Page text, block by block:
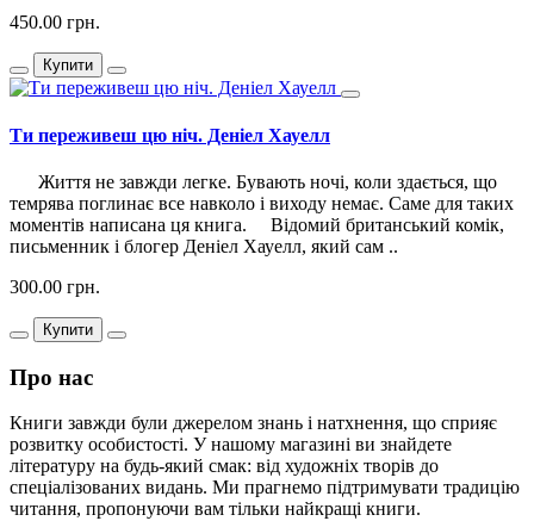
450.00 грн.
Купити
Ти переживеш цю ніч. Деніел Хауелл
Життя не завжди легке. Бувають ночі, коли здається, що
темрява поглинає все навколо і виходу немає. Саме для таких
моментів написана ця книга. Відомий британський комік,
письменник і блогер Деніел Хауелл, який сам ..
300.00 грн.
Купити
Про нас
Книги завжди були джерелом знань і натхнення, що сприяє
розвитку особистості. У нашому магазині ви знайдете
літературу на будь-який смак: від художніх творів до
спеціалізованих видань. Ми прагнемо підтримувати традицію
читання, пропонуючи вам тільки найкращі книги.